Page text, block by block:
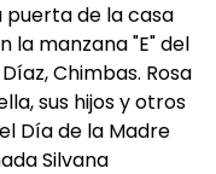
puerta de la casa
la manzana "E" del
Chimbas. Rosa
sus hijos y otros
Día de la Madre
Silvana